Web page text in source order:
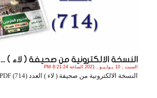
النسخة الالكترونية من صحيفة ( لاء ) ...
السبت , 10 يـولـيـو , 2021 الساعة 8:21:24 PM
النسخة الالكترونية من صحيفة ( لاء ) العدد (714) PDF. .